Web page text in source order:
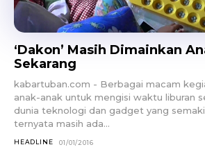
‘Dakon’ Masih Dimainkan
Sekarang
kabartuban.com - Berbagai macam
anak-anak untuk mengisi waktu liburan
dunia teknologi dan gadget yang
ternyata masih ada...
HEADLINE 01/01/2016